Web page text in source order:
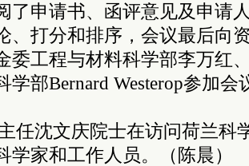
了申请书、函评意见及申请
、打分和排序，会议最后向
委工程与材料科学部李万红
学部Bernard Westerop参加会
任沈文庆院士在访问荷兰科
学家和工作人员。（陈晨）